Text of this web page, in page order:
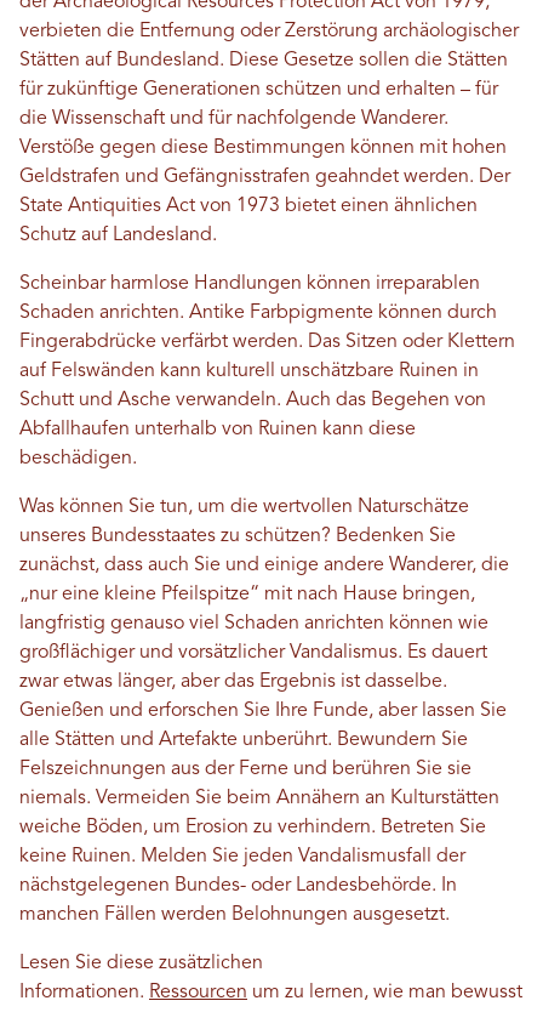
verbieten die Entfernung oder Zerstörung archäologischer
Stätten auf Bundesland. Diese Gesetze sollen die Stätten
für zukünftige Generationen schützen und erhalten – für
die Wissenschaft und für nachfolgende Wanderer.
Verstöße gegen diese Bestimmungen können mit hohen
Geldstrafen und Gefängnisstrafen geahndet werden. Der
State Antiquities Act von 1973 bietet einen ähnlichen
Schutz auf Landesland.
Scheinbar harmlose Handlungen können irreparablen
Schaden anrichten. Antike Farbpigmente können durch
Fingerabdrücke verfärbt werden. Das Sitzen oder Klettern
auf Felswänden kann kulturell unschätzbare Ruinen in
Schutt und Asche verwandeln. Auch das Begehen von
Abfallhaufen unterhalb von Ruinen kann diese
beschädigen.
Was können Sie tun, um die wertvollen Naturschätze
unseres Bundesstaates zu schützen? Bedenken Sie
zunächst, dass auch Sie und einige andere Wanderer, die
„nur eine kleine Pfeilspitze“ mit nach Hause bringen,
langfristig genauso viel Schaden anrichten können wie
großflächiger und vorsätzlicher Vandalismus. Es dauert
zwar etwas länger, aber das Ergebnis ist dasselbe.
Genießen und erforschen Sie Ihre Funde, aber lassen Sie
alle Stätten und Artefakte unberührt. Bewundern Sie
Felszeichnungen aus der Ferne und berühren Sie sie
niemals. Vermeiden Sie beim Annähern an Kulturstätten
weiche Böden, um Erosion zu verhindern. Betreten Sie
keine Ruinen. Melden Sie jeden Vandalismusfall der
nächstgelegenen Bundes- oder Landesbehörde. In
manchen Fällen werden Belohnungen ausgesetzt.
Lesen Sie diese zusätzlichen
Informationen. Ressourcen um zu lernen, wie man bewusst